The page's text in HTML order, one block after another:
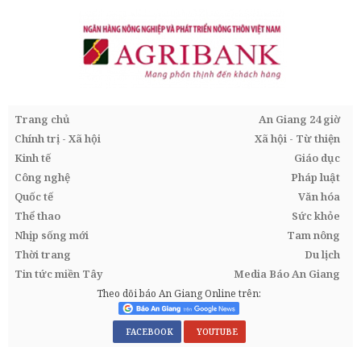
Trang chủ
An Giang 24 giờ
Chính trị - Xã hội
Xã hội - Từ thiện
Kinh tế
Giáo dục
Công nghệ
Pháp luật
Quốc tế
Văn hóa
Thể thao
Sức khỏe
Nhịp sống mới
Tam nông
Thời trang
Du lịch
Tin tức miền Tây
Media Báo An Giang
Theo dõi báo An Giang Online trên:
FACEBOOK YOUTUBE